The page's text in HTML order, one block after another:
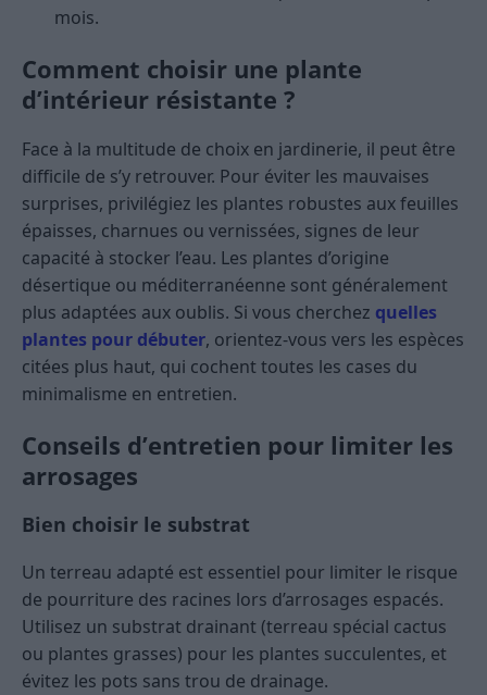
mois.
Comment choisir une plante
d’intérieur résistante ?
Face à la multitude de choix en jardinerie, il peut être
difficile de s’y retrouver. Pour éviter les mauvaises
surprises, privilégiez les plantes robustes aux feuilles
épaisses, charnues ou vernissées, signes de leur
capacité à stocker l’eau. Les plantes d’origine
désertique ou méditerranéenne sont généralement
plus adaptées aux oublis. Si vous cherchez quelles
plantes pour débuter, orientez-vous vers les espèces
citées plus haut, qui cochent toutes les cases du
minimalisme en entretien.
Conseils d’entretien pour limiter les
arrosages
Bien choisir le substrat
Un terreau adapté est essentiel pour limiter le risque
de pourriture des racines lors d’arrosages espacés.
Utilisez un substrat drainant (terreau spécial cactus
ou plantes grasses) pour les plantes succulentes, et
évitez les pots sans trou de drainage.